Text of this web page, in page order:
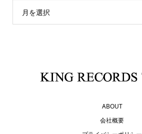
月を選択
ABOUT
会社概要